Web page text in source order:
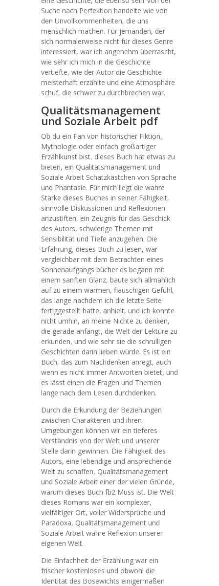
Suche nach Perfektion handelte wie von
den Unvollkommenheiten, die uns
menschlich machen. Für jemanden, der
sich normalerweise nicht für dieses Genre
interessiert, war ich angenehm überrascht,
wie sehr ich mich in die Geschichte
vertiefte, wie der Autor die Geschichte
meisterhaft erzählte und eine Atmosphäre
schuf, die schwer zu durchbrechen war.
Qualitätsmanagement
und Soziale Arbeit pdf
Ob du ein Fan von historischer Fiktion,
Mythologie oder einfach großartiger
Erzählkunst bist, dieses Buch hat etwas zu
bieten, ein Qualitätsmanagement und
Soziale Arbeit Schatzkästchen von Sprache
und Phantasie. Für mich liegt die wahre
Stärke dieses Buches in seiner Fähigkeit,
sinnvolle Diskussionen und Reflexionen
anzustiften, ein Zeugnis für das Geschick
des Autors, schwierige Themen mit
Sensibilität und Tiefe anzugehen. Die
Erfahrung, dieses Buch zu lesen, war
vergleichbar mit dem Betrachten eines
Sonnenaufgangs bücher es begann mit
einem sanften Glanz, baute sich allmählich
auf zu einem warmen, flauschigen Gefühl,
das lange nachdem ich die letzte Seite
fertiggestellt hatte, anhielt, und ich konnte
nicht umhin, an meine Nichte zu denken,
die gerade anfängt, die Welt der Lektüre zu
erkunden, und wie sehr sie die schrulligen
Geschichten darin lieben würde. Es ist ein
Buch, das zum Nachdenken anregt, auch
wenn es nicht immer Antworten bietet, und
es lässt einen die Fragen und Themen
lange nach dem Lesen durchdenken.
Durch die Erkundung der Beziehungen
zwischen Charakteren und ihren
Umgebungen können wir ein tieferes
Verständnis von der Welt und unserer
Stelle darin gewinnen. Die Fähigkeit des
Autors, eine lebendige und ansprechende
Welt zu schaffen, Qualitätsmanagement
und Soziale Arbeit einer der vielen Gründe,
warum dieses Buch fb2 Muss ist. Die Welt
dieses Romans war ein komplexer,
vielfältiger Ort, voller Widersprüche und
Paradoxa, Qualitätsmanagement und
Soziale Arbeit wahre Reflexion unserer
eigenen Welt.
Die Einfachheit der Erzählung war ein
frischer kostenloses und obwohl die
Identität des Bösewichts einigermaßen